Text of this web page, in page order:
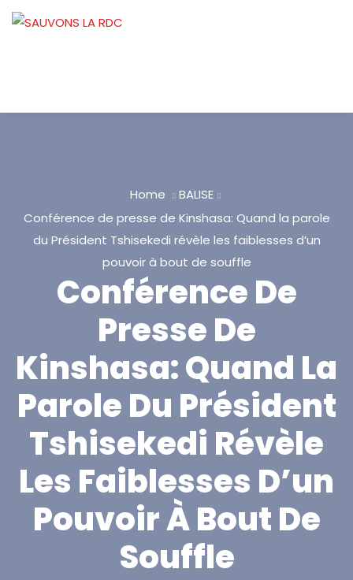
Home
BALISE
Conférence de presse de Kinshasa: Quand la parole
du Président Tshisekedi révèle les faiblesses d’un
pouvoir à bout de souffle
Conférence De
Presse De
Kinshasa: Quand La
Parole Du Président
Tshisekedi Révèle
Les Faiblesses D’un
Pouvoir À Bout De
Souffle